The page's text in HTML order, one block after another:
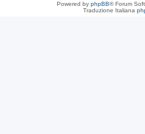
Powered by phpBB® Forum
Traduzione Italiana